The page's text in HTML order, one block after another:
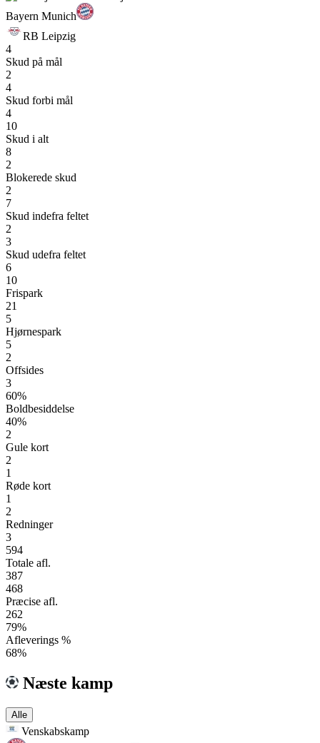
Bayern Munich
RB Leipzig
4
Skud på mål
2
4
Skud forbi mål
4
10
Skud i alt
8
2
Blokerede skud
2
7
Skud indefra feltet
2
3
Skud udefra feltet
6
10
Frispark
21
5
Hjørnespark
5
2
Offsides
3
60%
Boldbesiddelse
40%
2
Gule kort
2
1
Røde kort
1
2
Redninger
3
594
Totale afl.
387
468
Præcise afl.
262
79%
Afleverings %
68%
Næste kamp
Alle
Venskabskamp